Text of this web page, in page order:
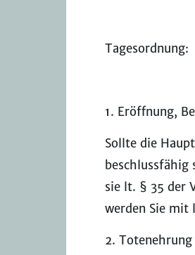
Tagesordnung:
1. Eröffnung,
Sollte die
beschlussfähig
sie lt. § 35 der
werden Sie mit
2. Totenehrung